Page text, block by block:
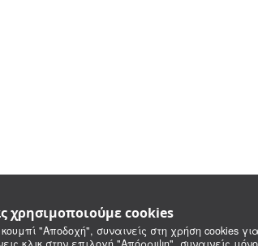
χρησιμοποιούμε cookies
"Αποδοχή", συναινείς στη χρήση cookies